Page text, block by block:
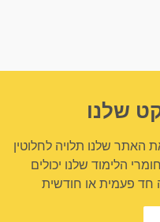
שלנו
האתר שלנו תלויה לחלוטין
הלימוד שלנו יכולים
חד פעמית או חודשית